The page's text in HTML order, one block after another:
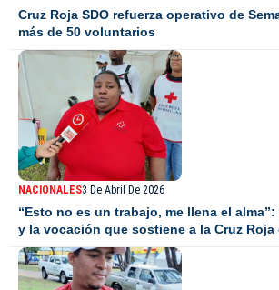
Cruz Roja SDO refuerza operativo de
más de 50 voluntarios
NACIONALES3 De Abril De 2026
“Esto no es un trabajo, me llena el alma”:
y la vocación que sostiene a la Cruz Roja